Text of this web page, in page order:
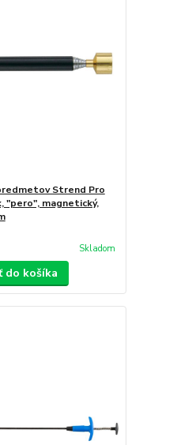
Strend Pro
"pero", magnetický,
Skladom
do košíka